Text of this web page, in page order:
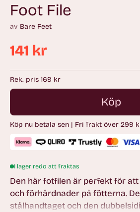
Foot File
av Bare Feet
Ordinarie
pris
141 kr
Rek. pris 169 kr
Köp
Köp nu betala sen | Fri frakt över 299
I lager redo att fraktas
Den här fotfilen är perfekt för
och förhårdnader på fötterna.
stålhandtaget och den